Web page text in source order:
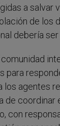
a salvar
de los
debería
para
agentes
de
con